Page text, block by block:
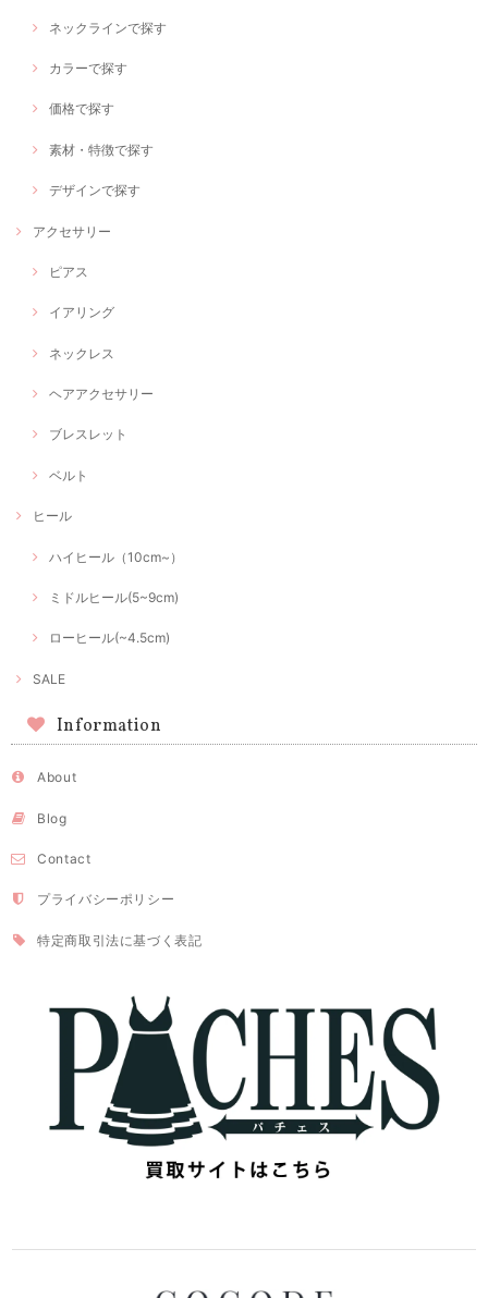
ネックラインで探す
カラーで探す
価格で探す
素材・特徴で探す
デザインで探す
アクセサリー
ピアス
イアリング
ネックレス
ヘアアクセサリー
ブレスレット
ベルト
ヒール
ハイヒール（10cm~）
ミドルヒール(5~9cm)
ローヒール(~4.5cm)
SALE
Information
About
Blog
Contact
プライバシーポリシー
特定商取引法に基づく表記